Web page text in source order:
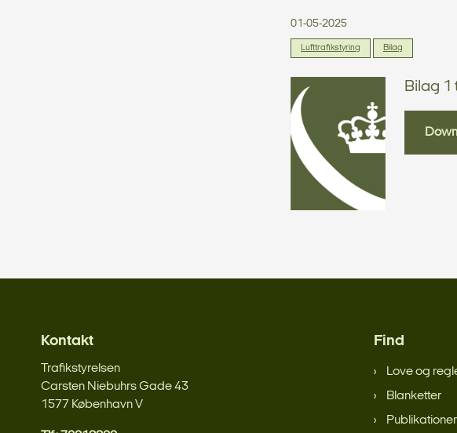
01-05-2025
Lufttrafikstyring Bilag
Bilag 1
Kontakt
Trafikstyrelsen
Carsten Niebuhrs Gade 43
1577 København V
Find
Love og
Blanketter
Publikationer